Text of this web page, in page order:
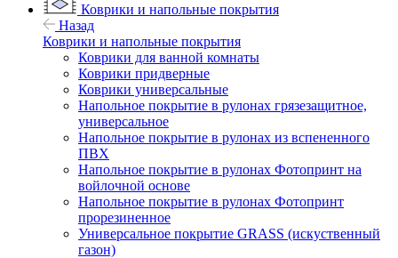
Коврики и напольные покрытия
Назад
Коврики и напольные покрытия
Коврики для ванной комнаты
Коврики придверные
Коврики универсальные
Напольное покрытие в рулонах грязезащитное,
универсальное
Напольное покрытие в рулонах из вспененного
ПВХ
Напольное покрытие в рулонах Фотопринт на
войлочной основе
Напольное покрытие в рулонах Фотопринт
прорезиненное
Универсальное покрытие GRASS (искуственный
газон)